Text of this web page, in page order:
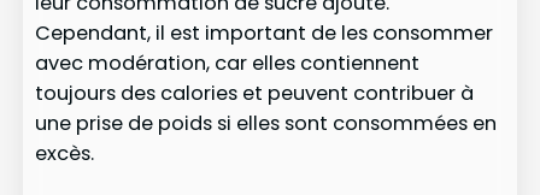
Cependant, il est important de les consommer
avec modération, car elles contiennent
toujours des calories et peuvent contribuer à
une prise de poids si elles sont consommées en
excès.